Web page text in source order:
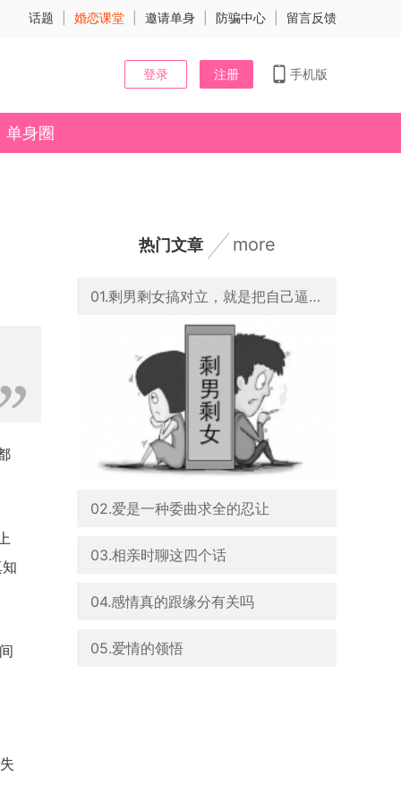
话题 婚恋课堂 邀请单身 防骗中心 留言反馈
登录 注册 手机版
单身圈
热门文章 more
01.剩男剩女搞对立，就是把自己逼进孤独终老的死胡同
02.爱是一种委曲求全的忍让
03.相亲时聊这四个话
04.感情真的跟缘分有关吗
05.爱情的领悟